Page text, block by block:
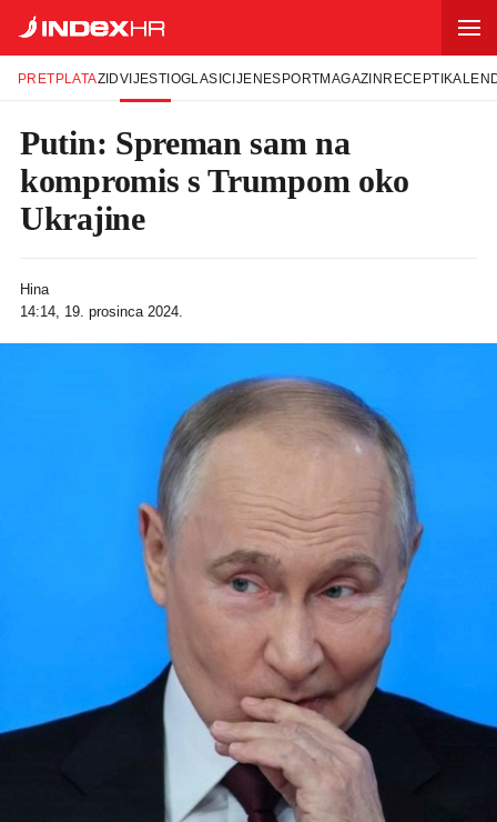
PRETPLATAZIDVIJESTI OGLASICIJENESPORTMAGAZIN RECEPTI
Putin: Spreman sam na
kompromis s Trumpom oko
Ukrajine
Hina
14:14, 19. prosinca 2024.